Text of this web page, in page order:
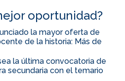
oportunidad?
la mayor oferta de
de la historia: Más de
la última convocatoria de
secundaria con el temario